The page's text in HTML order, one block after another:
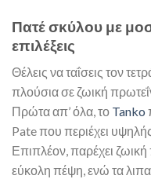
Πατέ σκύλου με
επιλέξεις
Θέλεις να ταΐσεις τον
πλούσια σε ζωική
Πρώτα απ’ όλα, το Tanko
Pate που περιέχει
Επιπλέον, παρέχει
εύκολη πέψη, ενώ τα